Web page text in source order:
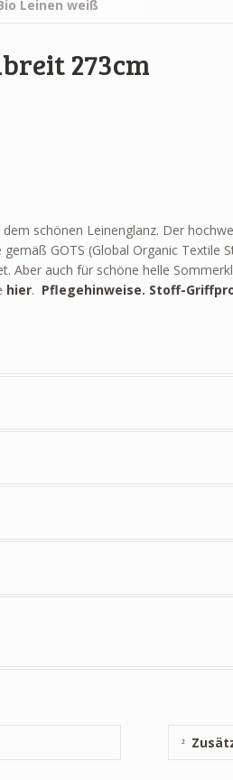
273cm
schönen Leinenglanz. Der
GOTS (Global Organic
auch für schöne helle
hier. Pflegehinweise. Stoff-